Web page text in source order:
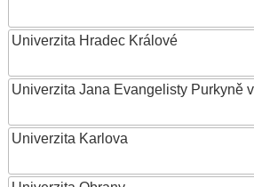
Univerzita Hradec Králové
Univerzita Jana Evangelisty Purkyně
Univerzita Karlova